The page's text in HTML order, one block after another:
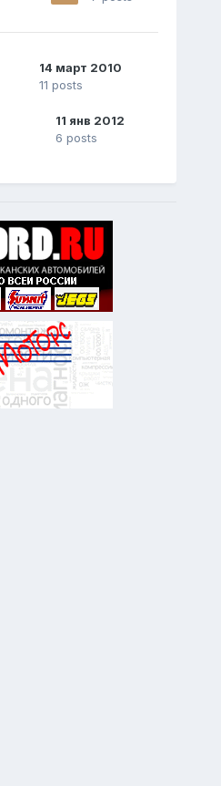
14 март 2010
11 posts
11 янв 2012
6 posts